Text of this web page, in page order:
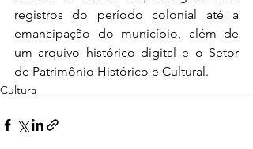
registros do período colonial até a
emancipação do município, além de
um arquivo histórico digital e o Setor
de Patrimônio Histórico e Cultural.
Cultura